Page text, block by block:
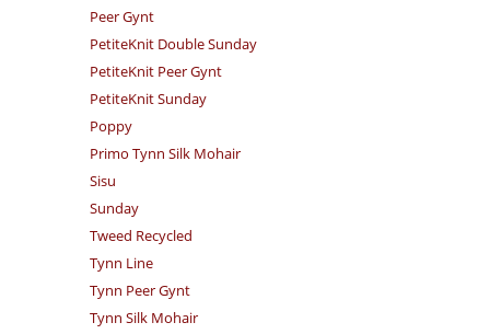
Peer Gynt
PetiteKnit Double Sunday
PetiteKnit Peer Gynt
PetiteKnit Sunday
Poppy
Primo Tynn Silk Mohair
Sisu
Sunday
Tweed Recycled
Tynn Line
Tynn Peer Gynt
Tynn Silk Mohair